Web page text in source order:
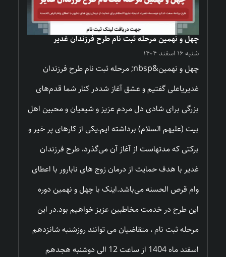
چهل و نهمین مرحله ثبت نام طرح فرزندان غدیر
شنبه ۱۶ اسفند ۱۴۰۴
چهل و نهمین&nbsp; مرحله ثبت نام طرح فرزندان
غدیریاعلی گفتیم و عشق آغاز شددر کنار شما قدم‌های
بزرگی برای شادی دل مردم عزیز و شیعیان و محبین اهل
بیت (علیهم السلام) برداشته ایم.یکی از کارهای پر خیر و
برکتی که مدتهاست از آغاز آن می‌گذرد، طرح فرزندان
غدیر با هدف حمایت از درمان زوج های نابارور با اعطای
وام قرص الحسنه می‌باشد.اینک با چهل و نهمین دوره
این طرح در خدمت مخاطبین عزیز خواهیم بود.در این
مرحله ثبت نام ، متقاضیان می توانند روزشنبه شانزدهم
اسفند ماه 1404 از ساعت 12 الی دوشنبه هجدهم